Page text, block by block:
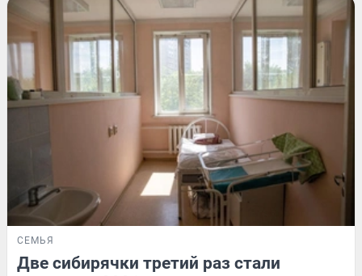
СЕМЬЯ
Две сибирячки третий раз стали